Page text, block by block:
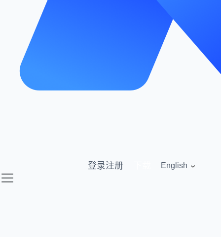
登录注册 English